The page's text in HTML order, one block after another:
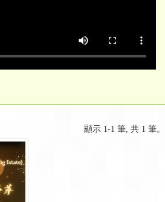
顯示 1-1 筆, 共 1 筆。